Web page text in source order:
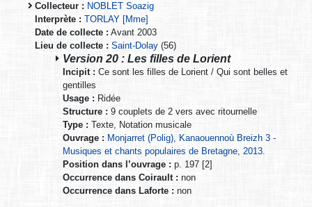
Collecteur : NOBLET Soazig
Interprète : TORLAY [Mme]
Date de collecte : Avant 2003
Lieu de collecte : Saint-Dolay (56)
Version 20 : Les filles de Lorient
Incipit : Ce sont les filles de Lorient / Qui sont belles et
gentilles
Usage : Ridée
Structure : 9 couplets de 2 vers avec ritournelle
Type : Texte, Notation musicale
Ouvrage : Monjarret (Polig), Kanaouennoù Breizh 3 -
Musiques et chants populaires de Bretagne, 2013.
Position dans l’ouvrage : p. 197 [2]
Occurrence dans Coirault : non
Occurrence dans Laforte : non